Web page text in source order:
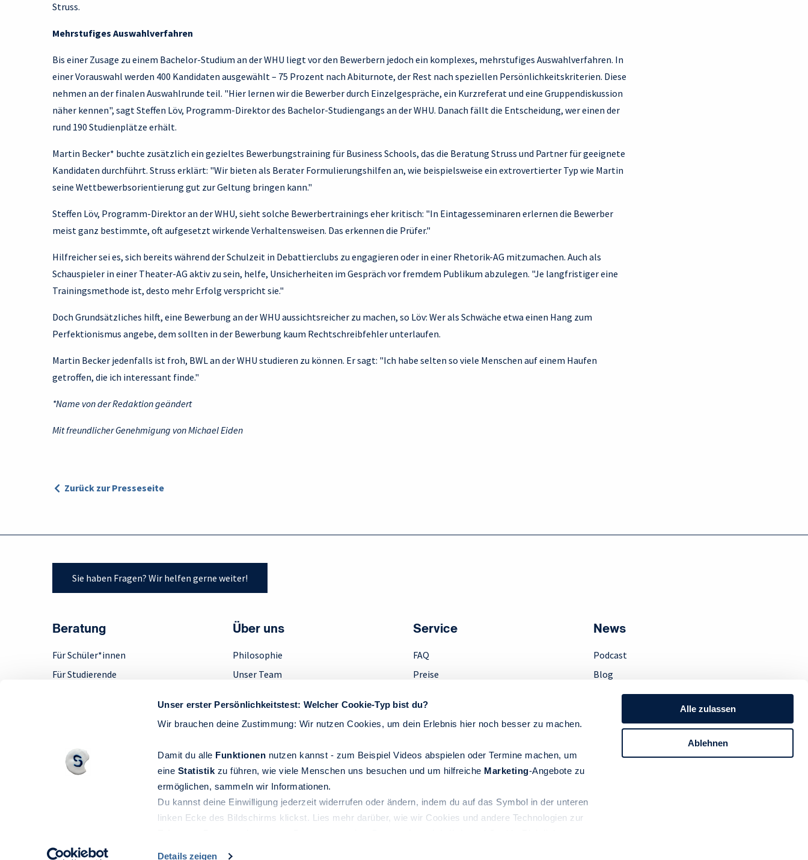
Unser erster Persönlichkeitstest: Welcher Cookie-Typ bist du?
Wir brauchen deine Zustimmung: Wir nutzen Cookies, um dein Erlebnis hier noch besser zu machen.
Damit du alle Funktionen nutzen kannst - zum Beispiel Videos abspielen oder Termine machen, um
eine Statistik zu führen, wie viele Menschen uns besuchen und um hilfreiche Marketing-Angebote zu
ermöglichen, sammeln wir Informationen.
Du kannst deine Einwilligung jederzeit widerrufen oder ändern, indem du auf das Symbol in der unteren
linken Ecke des Bildschirms klickst. Lies mehr darüber, wie wir Cookies und andere Technologien zur
Details zeigen
Alle zulassen
Ablehnen
Struss.
Mehrstufiges Auswahlverfahren
Bis einer Zusage zu einem Bachelor-Studium an der WHU liegt vor den Bewerbern jedoch ein komplexes, mehrstufiges Auswahlverfahren. In
einer Vorauswahl werden 400 Kandidaten ausgewählt – 75 Prozent nach Abiturnote, der Rest nach speziellen Persönlichkeitskriterien. Diese
nehmen an der finalen Auswahlrunde teil. "Hier lernen wir die Bewerber durch Einzelgespräche, ein Kurzreferat und eine Gruppendiskussion
näher kennen", sagt Steffen Löv, Programm-Direktor des Bachelor-Studiengangs an der WHU. Danach fällt die Entscheidung, wer einen der
rund 190 Studienplätze erhält.
Martin Becker* buchte zusätzlich ein gezieltes Bewerbungstraining für Business Schools, das die Beratung Struss und Partner für geeignete
Kandidaten durchführt. Struss erklärt: "Wir bieten als Berater Formulierungshilfen an, wie beispielsweise ein extrovertierter Typ wie Martin
seine Wettbewerbsorientierung gut zur Geltung bringen kann."
Steffen Löv, Programm-Direktor an der WHU, sieht solche Bewerbertrainings eher kritisch: "In Eintagesseminaren erlernen die Bewerber
meist ganz bestimmte, oft aufgesetzt wirkende Verhaltensweisen. Das erkennen die Prüfer."
Hilfreicher sei es, sich bereits während der Schulzeit in Debattierclubs zu engagieren oder in einer Rhetorik-AG mitzumachen. Auch als
Schauspieler in einer Theater-AG aktiv zu sein, helfe, Unsicherheiten im Gespräch vor fremdem Publikum abzulegen. "Je langfristiger eine
Trainingsmethode ist, desto mehr Erfolg verspricht sie."
Doch Grundsätzliches hilft, eine Bewerbung an der WHU aussichtsreicher zu machen, so Löv: Wer als Schwäche etwa einen Hang zum
Perfektionismus angebe, dem sollten in der Bewerbung kaum Rechtschreibfehler unterlaufen.
Martin Becker jedenfalls ist froh, BWL an der WHU studieren zu können. Er sagt: "Ich habe selten so viele Menschen auf einem Haufen
getroffen, die ich interessant finde."
*Name von der Redaktion geändert
Mit freundlicher Genehmigung von Michael Eiden
Zurück zur Presseseite
Sie haben Fragen? Wir helfen gerne weiter!
Beratung
Für Schüler*innen
Für Studierende
Beratung per Videochat
Über uns
Philosophie
Unser Team
Jobs
Service
FAQ
Preise
Widerruf
News
Podcast
Blog
LinkedIn
Struss & Claussen Personal Development